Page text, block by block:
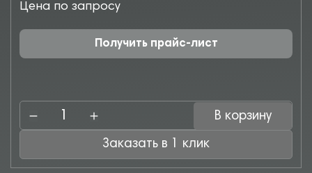
Цена по запросу
Получить прайс-лист
В корзину
Заказать в 1 клик